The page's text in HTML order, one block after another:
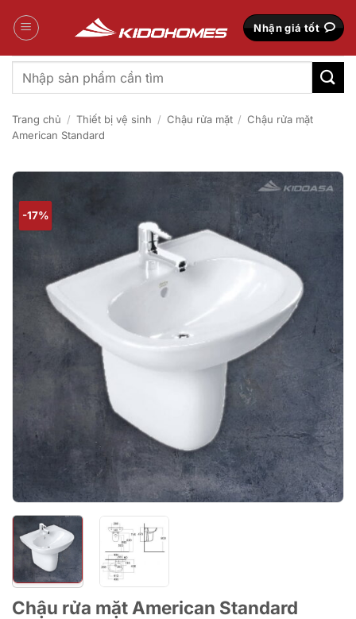
qua
Nhận giá tốt
Tìm
kiếm:
Trang chủ / Thiết bị vệ sinh / Chậu rửa mặt / Chậu rửa mặt
American Standard
-17%
Chậu rửa mặt American Standard